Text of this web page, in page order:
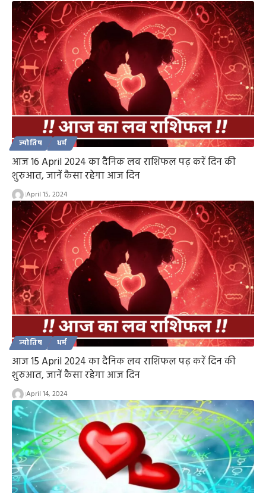
ज्योतिष धर्म
आज 16 April 2024 का दैनिक लव राशिफल पढ़ करें दिन की
शुरुआत, जानें कैसा रहेगा आज दिन
April 15, 2024
ज्योतिष धर्म
आज 15 April 2024 का दैनिक लव राशिफल पढ़ करें दिन की
शुरुआत, जानें कैसा रहेगा आज दिन
April 14, 2024